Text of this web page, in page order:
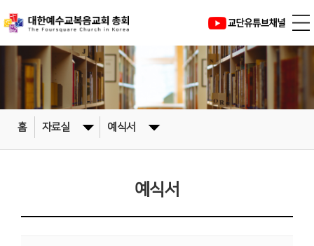
홈 자료실 예식서
예식서